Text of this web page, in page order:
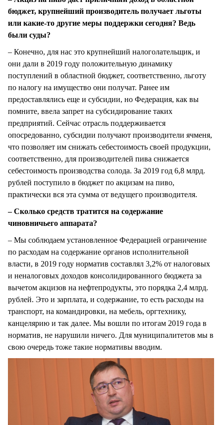
бюджет, крупнейший производитель получает льготы
или какие-то другие меры поддержки сегодня? Ведь
были суды?
– Конечно, для нас это крупнейший налоголательщик, и
они дали в 2019 году положительную динамику
поступлений в областной бюджет, соответственно, льготу
по налогу на имущество они получат. Ранее им
предоставлялись еще и субсидии, но Федерация, как вы
помните, ввела запрет на субсидирование таких
предприятий. Сейчас отрасль поддерживается
опосредованно, субсидии получают производители ячменя,
что позволяет им снижать себестоимость своей продукции,
соответственно, для производителей пива снижается
себестоимость производства солода. За 2019 год 6,8 млрд.
рублей поступило в бюджет по акцизам на пиво,
практически вся эта сумма от ведущего производителя.
– Сколько средств тратится на содержание
чиновничьего аппарата?
– Мы соблюдаем установленное Федерацией ограничение
по расходам на содержание органов исполнительной
власти, в 2019 году норматив составлял 3,2% от налоговых
и неналоговых доходов консолидированного бюджета за
вычетом акцизов на нефтепродукты, это порядка 2,4 млрд.
рублей. Это и зарплата, и содержание, то есть расходы на
транспорт, на командировки, на мебель, оргтехнику,
канцелярию и так далее. Мы вошли по итогам 2019 года в
норматив, не нарушили ничего. Для муниципалитетов мы в
свою очередь тоже такие нормативы вводим.